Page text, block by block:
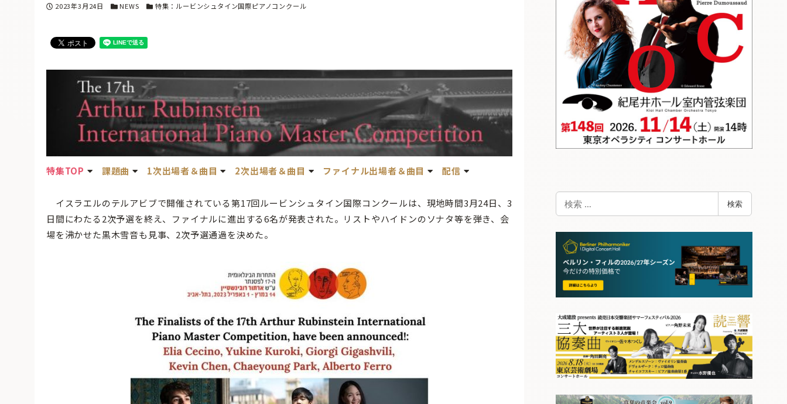
投稿日
2023年3月24日 カテゴリー
NEWS カテゴリー
特集：ルービンシュタイン国際ピアノコンクール
特集TOP 課題曲 1次出場者＆曲目 2次出場者＆曲目 ファイナル出場者＆曲目 配信
イスラエルのテルアビブで開催されている第17回ルービンシュタイン国際コンクールは、現地時間3月24日、3
日間にわたる2次予選を終え、ファイナルに進出する6名が発表された。リストやハイドンのソナタ等を弾き、会
場を沸かせた黒木雪音も見事、2次予選通過を決めた。
検
索
検索